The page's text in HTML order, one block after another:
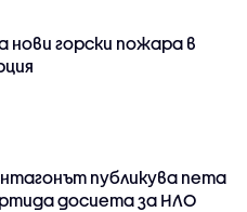
нови горски пожара в
публикува пета
досиета за НЛО